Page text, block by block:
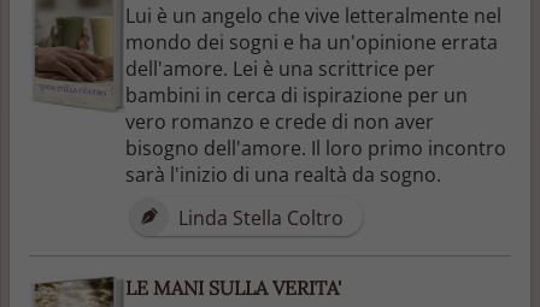
Lui è un angelo che vive letteralmente nel
mondo dei sogni e ha un'opinione errata
dell'amore. Lei è una scrittrice per
bambini in cerca di ispirazione per un
vero romanzo e crede di non aver
bisogno dell'amore. Il loro primo incontro
sarà l'inizio di una realtà da sogno.
Linda Stella Coltro
LE MANI SULLA VERITA'